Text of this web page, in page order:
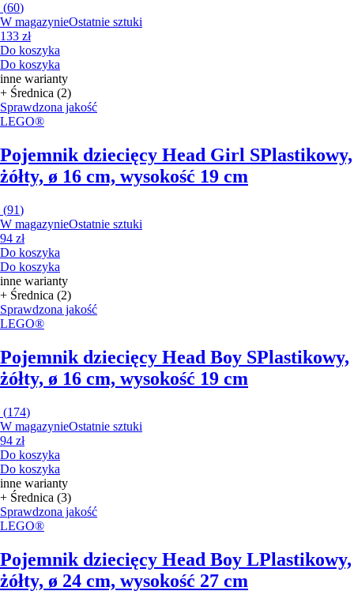
(60)
W magazynieOstatnie sztuki
133 zł
Do koszyka
Do koszyka
inne warianty
+ Średnica (2)
Sprawdzona jakość
LEGO®
Pojemnik dziecięcy Head Girl SPlastikowy,
żółty, ø 16 cm, wysokość 19 cm
(91)
W magazynieOstatnie sztuki
94 zł
Do koszyka
Do koszyka
inne warianty
+ Średnica (2)
Sprawdzona jakość
LEGO®
Pojemnik dziecięcy Head Boy SPlastikowy,
żółty, ø 16 cm, wysokość 19 cm
(174)
W magazynieOstatnie sztuki
94 zł
Do koszyka
Do koszyka
inne warianty
+ Średnica (3)
Sprawdzona jakość
LEGO®
Pojemnik dziecięcy Head Boy LPlastikowy,
żółty, ø 24 cm, wysokość 27 cm